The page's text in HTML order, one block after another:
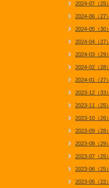
2024-07（25）
2024-06（27）
2024-05（30）
2024-04（27）
2024-03（29）
2024-02（28）
2024-01（27）
2023-12（33）
2023-11（25）
2023-10（26）
2023-09（28）
2023-08（29）
2023-07（25）
2023-06（25）
2023-05（22）